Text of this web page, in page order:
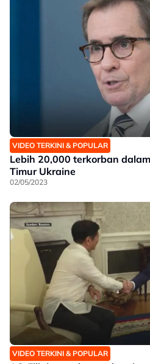
VIDEO TERKINI & POPULAR
Lebih 20,000 terkorban
Timur Ukraine
02/05/2023
VIDEO TERKINI & POPULAR